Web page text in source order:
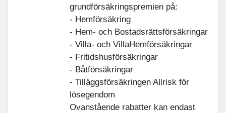
grundförsäkringspremien på:
- Hemförsäkring
- Hem- och Bostadsrättsförsäkringar
- Villa- och VillaHemförsäkringar
- Fritidshusförsäkringar
- Båtförsäkringar
- Tilläggsförsäkringen Allrisk för
lösegendom
Ovanstående rabatter kan endast